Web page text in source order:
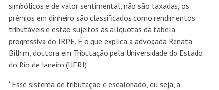
simbólicos e de valor sentimental, não são taxadas, os
prêmios em dinheiro são classificados como rendimentos
tributáveis e estão sujeitos às alíquotas da tabela
progressiva do IRPF. É o que explica a advogada Renata
Bilhim, doutora em Tributação pela Universidade do Estado
do Rio de Janeiro (UERJ).
“Esse sistema de tributação é escalonado, ou seja, a